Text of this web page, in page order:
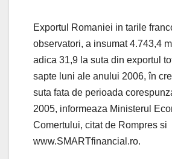
Exportul Romaniei in tarile
observatori, a insumat 4.743,4
adica 31,9 la suta din exportul
sapte luni ale anului 2006, în
suta fata de perioada
2005, informeaza Ministerul
Comertului, citat de Rompres si
www.SMARTfinancial.ro.